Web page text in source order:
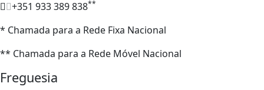
+351 933 389 838**
* Chamada para a Rede Fixa Nacional
** Chamada para a Rede Móvel Nacional
Freguesia